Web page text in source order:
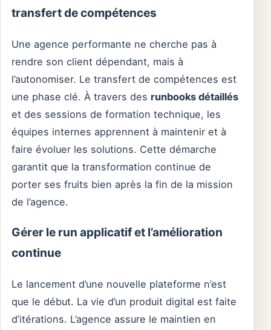
transfert de compétences
Une agence performante ne cherche pas à
rendre son client dépendant, mais à
l’autonomiser. Le transfert de compétences est
une phase clé. À travers des runbooks détaillés
et des sessions de formation technique, les
équipes internes apprennent à maintenir et à
faire évoluer les solutions. Cette démarche
garantit que la transformation continue de
porter ses fruits bien après la fin de la mission
de l’agence.
Gérer le run applicatif et l’amélioration
continue
Le lancement d’une nouvelle plateforme n’est
que le début. La vie d’un produit digital est faite
d’itérations. L’agence assure le maintien en